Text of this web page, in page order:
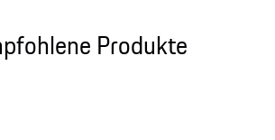
Produkte